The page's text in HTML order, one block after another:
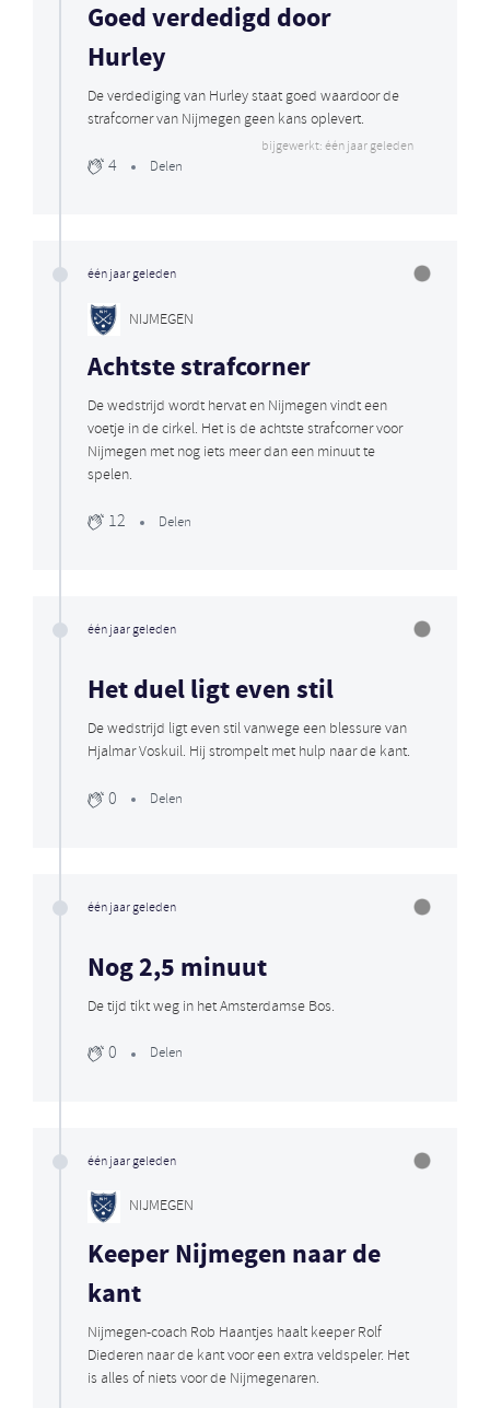
Goed verdedigd door
Hurley
De verdediging van Hurley staat goed waardoor de
strafcorner van Nijmegen geen kans oplevert.
bijgewerkt: één jaar geleden
4 Delen
één jaar geleden
NIJMEGEN
Achtste strafcorner
De wedstrijd wordt hervat en Nijmegen vindt een
voetje in de cirkel. Het is de achtste strafcorner voor
Nijmegen met nog iets meer dan een minuut te
spelen.
12 Delen
één jaar geleden
Het duel ligt even stil
De wedstrijd ligt even stil vanwege een blessure van
Hjalmar Voskuil. Hij strompelt met hulp naar de kant.
0 Delen
één jaar geleden
Nog 2,5 minuut
De tijd tikt weg in het Amsterdamse Bos.
0 Delen
één jaar geleden
NIJMEGEN
Keeper Nijmegen naar de
kant
Nijmegen-coach Rob Haantjes haalt keeper Rolf
Diederen naar de kant voor een extra veldspeler. Het
is alles of niets voor de Nijmegenaren.